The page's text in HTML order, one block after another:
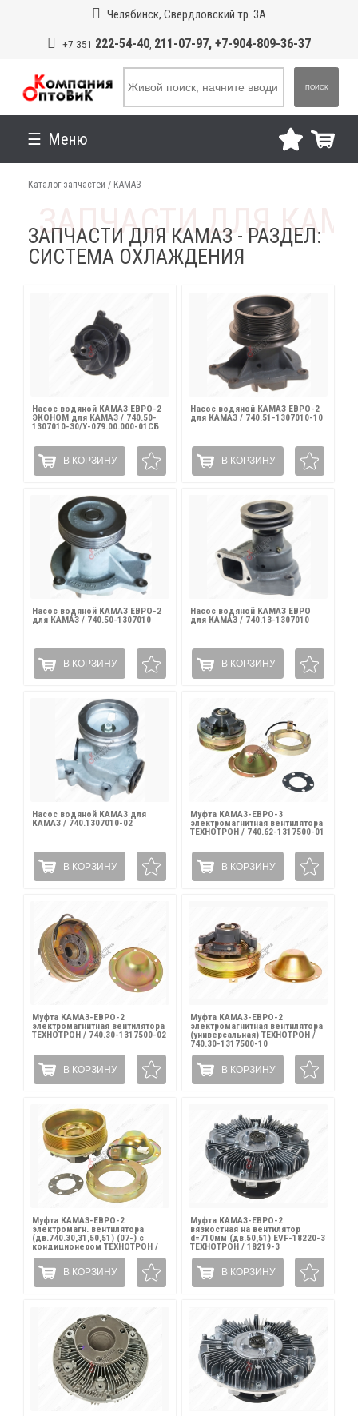
Челябинск, Свердловский тр. 3А
+7 351 222-54-40, 211-07-97, +7-904-809-36-37
ПОИСК
Меню
Каталог запчастей / КАМАЗ
ЗАПЧАСТИ ДЛЯ КАМАЗ - РАЗДЕЛ:
СИСТЕМА ОХЛАЖДЕНИЯ
Насос водяной КАМАЗ ЕВРО-2
ЭКОНОМ для КАМАЗ / 740.50-
1307010-30/У-079.00.000-01СБ
В КОРЗИНУ
Насос водяной КАМАЗ ЕВРО-2
для КАМАЗ / 740.51-1307010-10
В КОРЗИНУ
Насос водяной КАМАЗ ЕВРО-2
для КАМАЗ / 740.50-1307010
В КОРЗИНУ
Насос водяной КАМАЗ ЕВРО
для КАМАЗ / 740.13-1307010
В КОРЗИНУ
Насос водяной КАМАЗ для
КАМАЗ / 740.1307010-02
В КОРЗИНУ
Муфта КАМАЗ-ЕВРО-3
электромагнитная вентилятора
ТЕХНОТРОН / 740.62-1317500-01
В КОРЗИНУ
Муфта КАМАЗ-ЕВРО-2
электромагнитная вентилятора
ТЕХНОТРОН / 740.30-1317500-02
В КОРЗИНУ
Муфта КАМАЗ-ЕВРО-2
электромагнитная вентилятора
(универсальная) ТЕХНОТРОН /
740.30-1317500-10
В КОРЗИНУ
Муфта КАМАЗ-ЕВРО-2
электромагн. вентилятора
(дв.740.30,31,50,51) (07-) с
кондиционером ТЕХНОТРОН /
740.50-1317500-02
В КОРЗИНУ
Муфта КАМАЗ-ЕВРО-2
вязкостная на вентилятор
d=710мм (дв.50,51) EVF-18220-3
ТЕХНОТРОН / 18219-3
В КОРЗИНУ